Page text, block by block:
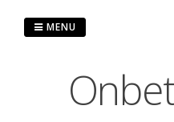
MENU